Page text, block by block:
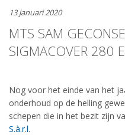
13 januari 2020
MTS SAM
SIGMACOVER 280
Nog voor het einde van het
onderhoud op de helling
schepen die in het bezit zijn
S.à.r.l.